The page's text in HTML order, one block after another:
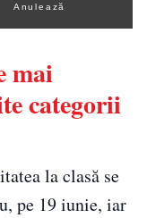
Anulează
mai
categorii
la clasă se
pe 19 iunie, iar